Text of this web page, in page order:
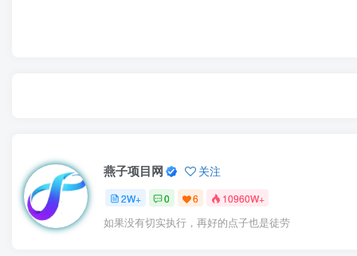
燕子项目网 关注
2W+ 0 6 10960W+
如果没有切实执行，再好的点子也是徒劳